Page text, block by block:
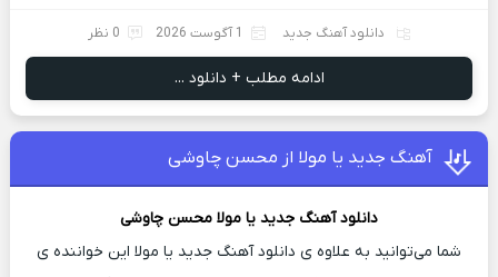
دانلود آهنگ جدید 1 آگوست 2026 0 نظر
ادامه مطلب + دانلود ...
آهنگ جدید یا مولا از محسن چاوشی
دانلود آهنگ جدید یا مولا محسن چاوشی
شما می‌توانید به علاوه ی دانلود آهنگ جدید یا مولا این خواننده ی